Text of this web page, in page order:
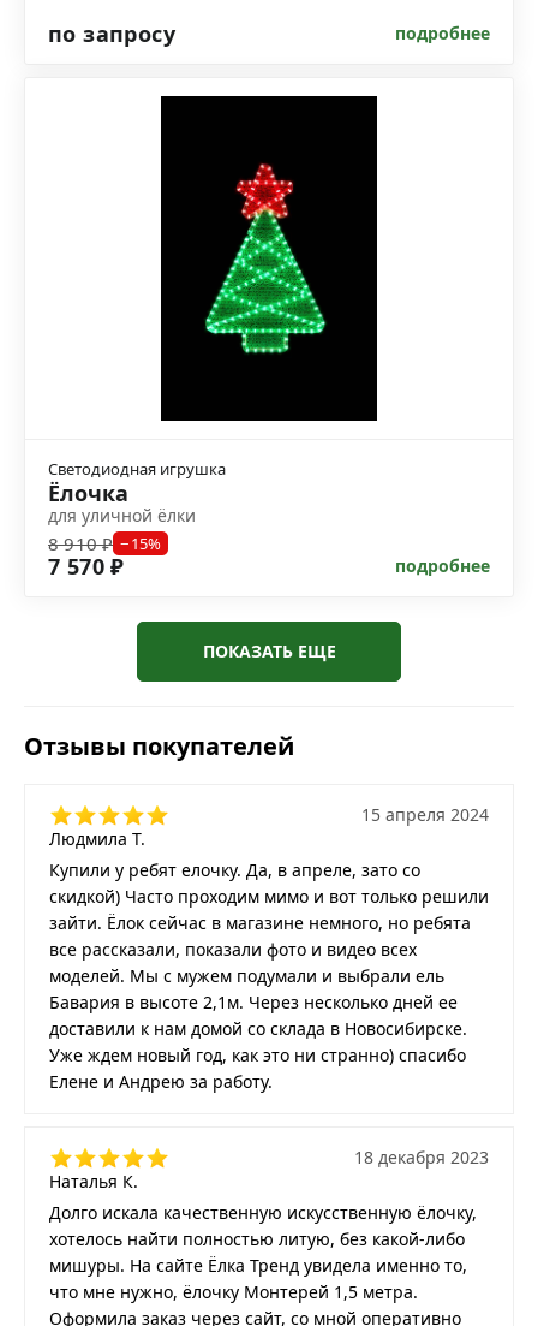
по запросу подробнее
Светодиодная игрушка
Ёлочка
для уличной ёлки
8 910 ₽ −15%
7 570 ₽ подробнее
ПОКАЗАТЬ ЕЩЕ
Отзывы покупателей
Людмила Т.
15 апреля 2024
Купили у ребят елочку. Да, в апреле, зато со
скидкой) Часто проходим мимо и вот только решили
зайти. Ёлок сейчас в магазине немного, но ребята
все рассказали, показали фото и видео всех
моделей. Мы с мужем подумали и выбрали ель
Бавария в высоте 2,1м. Через несколько дней ее
доставили к нам домой со склада в Новосибирске.
Уже ждем новый год, как это ни странно) спасибо
Елене и Андрею за работу.
Наталья К.
18 декабря 2023
Долго искала качественную искусственную ёлочку,
хотелось найти полностью литую, без какой-либо
мишуры. На сайте Ёлка Тренд увидела именно то,
что мне нужно, ёлочку Монтерей 1,5 метра.
Оформила заказ через сайт, со мной оперативно